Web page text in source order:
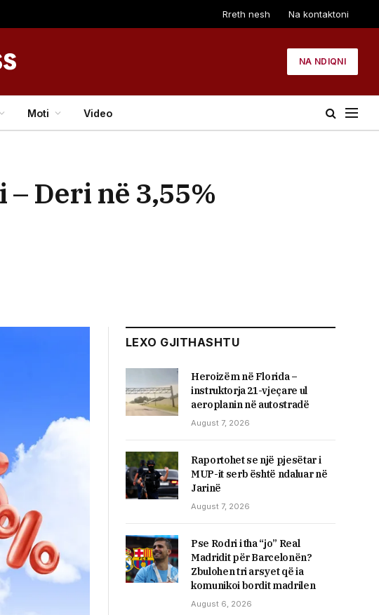
Rreth nesh Na kontaktoni
NA NDIQNI
Moti Video
Deri në 3,55%
LEXO GJITHASHTU
Heroizëm në Florida –
instruktorja 21-vjeçare ul
aeroplanin në autostradë
August 7, 2026
Raportohet se një pjesëtar i
MUP-it serb është ndaluar në
Jarinë
August 7, 2026
Pse Rodri i tha “jo” Real
Madridit për Barcelonën?
Zbulohen tri arsyet që ia
komunikoi bordit madrilen
August 6, 2026